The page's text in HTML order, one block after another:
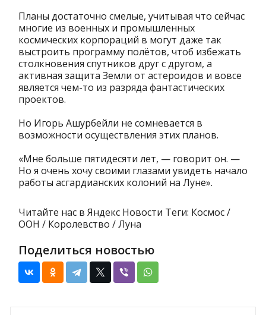
Планы достаточно смелые, учитывая что сейчас
многие из военных и промышленных
космических корпораций в могут даже так
выстроить программу полётов, чтоб избежать
столкновения спутников друг с другом, а
активная защита Земли от астероидов и вовсе
является чем-то из разряда фантастических
проектов.
Но Игорь Ашурбейли не сомневается в
возможности осуществления этих планов.
«Мне больше пятидесяти лет, — говорит он. —
Но я очень хочу своими глазами увидеть начало
работы асгардианских колоний на Луне».
Читайте нас в Яндекс Новости Теги: Космос /
ООН / Королевство / Луна
Поделиться новостью